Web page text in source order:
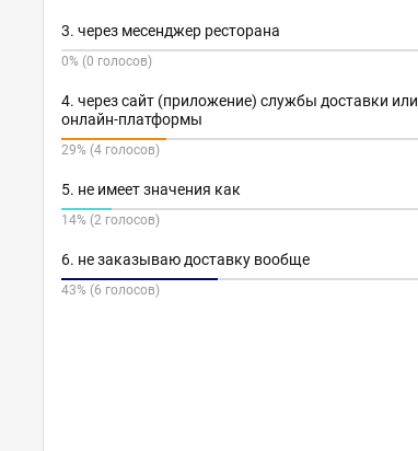
3. через месенджер ресторана
0% (0 голосов)
4. через сайт (приложение) службы доставки или
онлайн-платформы
29% (4 голосов)
5. не имеет значения как
14% (2 голосов)
6. не заказываю доставку вообще
43% (6 голосов)